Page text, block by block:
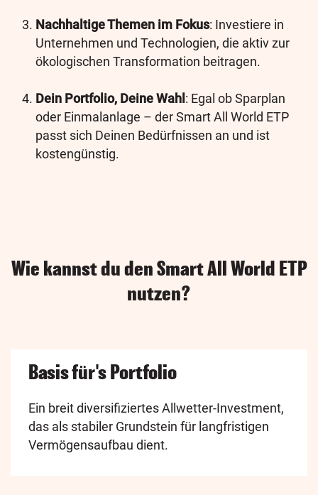
Nachhaltige Themen im Fokus: Investiere in
Unternehmen und Technologien, die aktiv zur
ökologischen Transformation beitragen.
Dein Portfolio, Deine Wahl : Egal ob Sparplan
oder Einmalanlage – der Smart All World ETP
passt sich Deinen Bedürfnissen an und ist
kostengünstig.
Wie kannst du den Smart All World ETP
nutzen?
Basis für's Portfolio
Ein breit diversifiziertes Allwetter-Investment,
das als stabiler Grundstein für langfristigen
Vermögensaufbau dient.